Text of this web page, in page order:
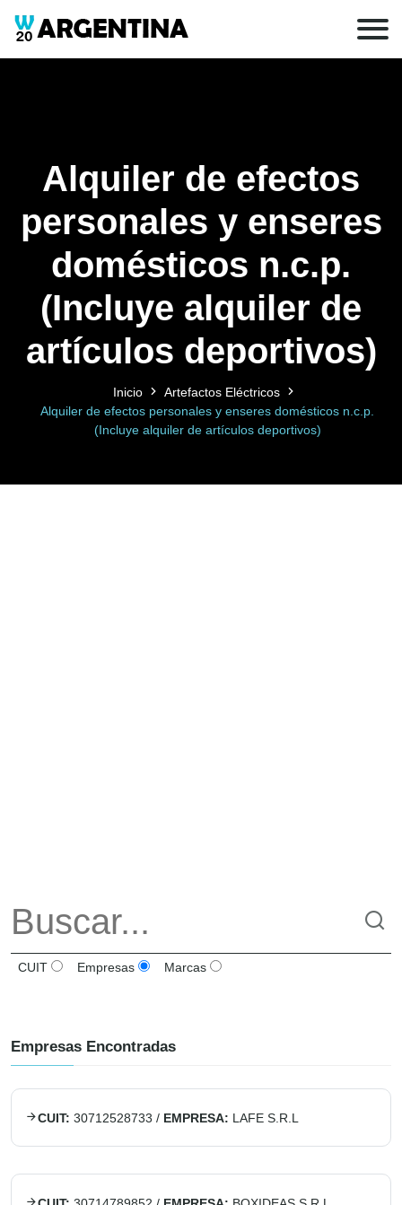
Alquiler de efectos
personales y enseres
domésticos n.c.p.
(Incluye alquiler de
artículos deportivos)
Inicio
Artefactos Eléctricos
Alquiler de efectos personales y enseres domésticos n.c.p.
(Incluye alquiler de artículos deportivos)
CUIT Empresas Marcas
Empresas Encontradas
CUIT: 30712528733 / EMPRESA: LAFE S.R.L